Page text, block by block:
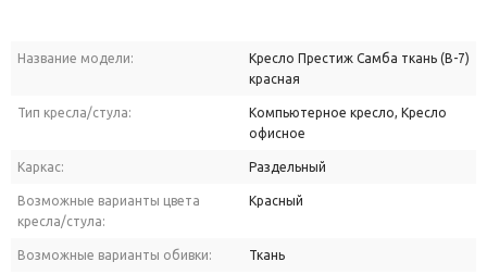
Название модели:
Кресло Престиж Самба ткань (В-7)
красная
Тип кресла/стула:
Компьютерное кресло, Кресло
офисное
Каркас: Раздельный
Возможные варианты цвета
кресла/стула:
Красный
Возможные варианты обивки: Ткань